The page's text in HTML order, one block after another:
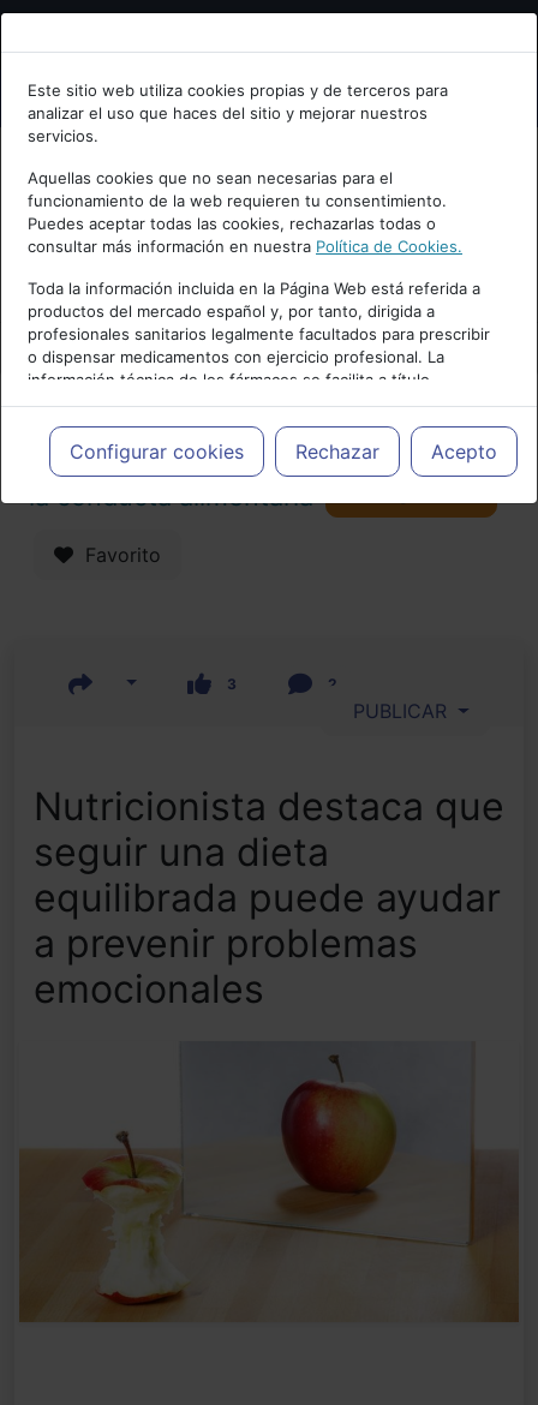
Bienvenid@ a psiquiatria.com
Escribe tu Email
Accede o regístrate con tu email.
Cancelar
Este sitio web utiliza cookies propias y de terceros para
analizar el uso que haces del sitio y mejorar nuestros
servicios.
Aquellas cookies que no sean necesarias para el
funcionamiento de la web requieren tu consentimiento.
Puedes aceptar todas las cookies, rechazarlas todas o
consultar más información en nuestra Política de Cookies.
Toda la información incluida en la Página Web está referida a
productos del mercado español y, por tanto, dirigida a
profesionales sanitarios legalmente facultados para prescribir
o dispensar medicamentos con ejercicio profesional. La
información técnica de los fármacos se facilita a título
meramente informativo, siendo responsabilidad de los
profesionales facultados prescribir medicamentos y decidir, en
cada caso concreto, el tratamiento más adecuado a las
necesidades del paciente.
Configurar cookies Rechazar Acepto
Actualidad y Artículos|Trastornos de
la conducta alimentaria
Favorito
3 2
PUBLICAR
Nutricionista destaca que
seguir una dieta
equilibrada puede ayudar
a prevenir problemas
emocionales